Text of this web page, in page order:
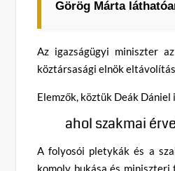
Görög Márta
Az igazságügyi miniszter
köztársasági elnök
Elemzők, köztük Deák
ahol szakmai
A folyosói pletykák és a
komoly bukása és miniszteri